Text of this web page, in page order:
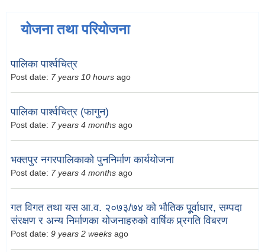
योजना तथा परियोजना
पालिका पार्श्वचित्र
Post date: 7 years 10 hours ago
पालिका पार्श्वचित्र (फागुन)
Post date: 7 years 4 months ago
भक्तपुर नगरपालिकाको पुननिर्माण कार्ययोजना
Post date: 7 years 4 months ago
गत विगत तथा यस आ.व. २०७३/७४ को भौतिक पूूर्वाधार, सम्पदा
संरक्षण र अन्य निर्माणका योजनाहरुको वार्षिक प्र्रगति विबरण
Post date: 9 years 2 weeks ago